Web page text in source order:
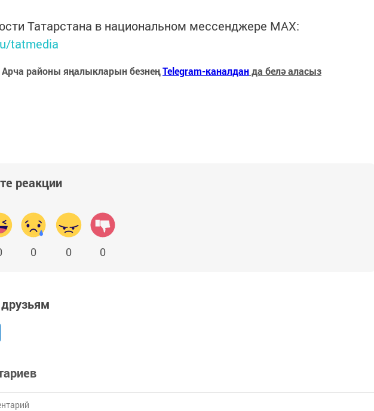
Татарстана в национальном мессенджере MАХ:
tatmedia
Арча районы яңалыкларын безнеңTelegram-каналданда белә аласыз
реакции
0 0 0